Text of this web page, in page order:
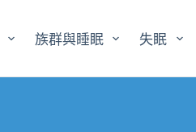
族群與睡眠 失眠